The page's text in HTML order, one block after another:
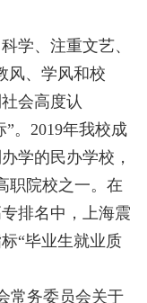
学、注重文艺、
风、学风和校
会高度认
。2019年我校成
学的民办学校，
职院校之一。在
排名中，上海震
“毕业生就业质
常务委员会关于